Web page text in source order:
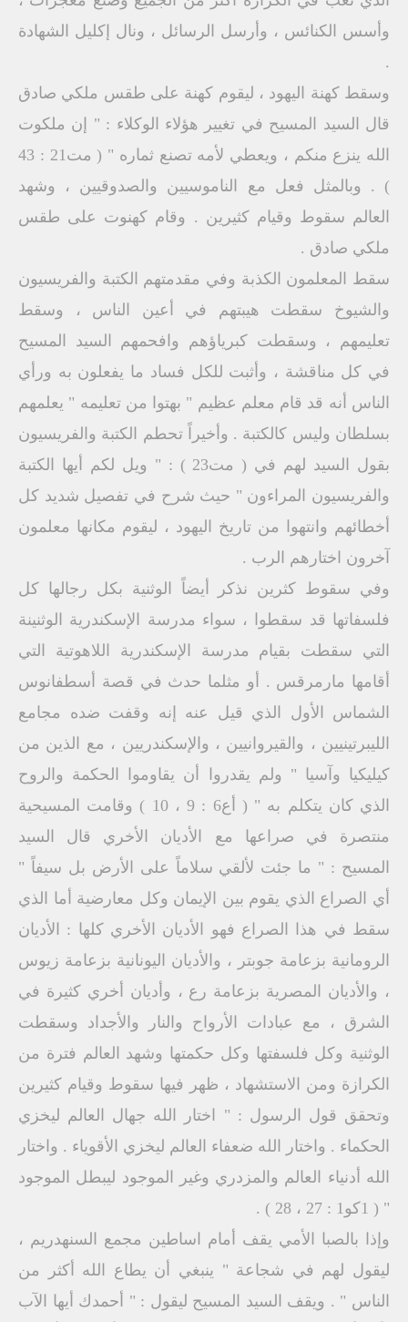
وأسس الكنائس ، وأرسل الرسائل ، ونال إكليل الشهادة
.
وسقط كهنة اليهود ، ليقوم كهنة على طقس ملكي صادق
قال السيد المسيح في تغيير هؤلاء الوكلاء : " إن ملكوت
الله ينزع منكم ، ويعطي لأمه تصنع ثماره " ( مت21 : 43
) . وبالمثل فعل مع الناموسيين والصدوقيين ، وشهد
العالم سقوط وقيام كثيرين . وقام كهنوت على طقس
ملكي صادق .
سقط المعلمون الكذبة وفي مقدمتهم الكتبة والفريسيون
والشيوخ سقطت هيبتهم في أعين الناس ، وسقط
تعليمهم ، وسقطت كبرياؤهم وافحمهم السيد المسيح
في كل مناقشة ، وأثبت للكل فساد ما يفعلون به ورأي
الناس أنه قد قام معلم عظيم " بهتوا من تعليمه " يعلمهم
بسلطان وليس كالكتبة . وأخيراً تحطم الكتبة والفريسيون
بقول السيد لهم في ( مت23 ) : " ويل لكم أيها الكتبة
والفريسيون المراءون " حيث شرح في تفصيل شديد كل
أخطائهم وانتهوا من تاريخ اليهود ، ليقوم مكانها معلمون
آخرون اختارهم الرب .
وفي سقوط كثرين نذكر أيضاً الوثنية بكل رجالها كل
فلسفاتها قد سقطوا ، سواء مدرسة الإسكندرية الوثنينة
التي سقطت بقيام مدرسة الإسكندرية اللاهوتية التي
أقامها مارمرقس . أو مثلما حدث في قصة أسطفانوس
الشماس الأول الذي قيل عنه إنه وقفت ضده مجامع
الليبرتينيين ، والقيروانيين ، والإسكندريين ، مع الذين من
كيليكيا وآسيا " ولم يقدروا أن يقاوموا الحكمة والروح
الذي كان يتكلم به " ( أع6 : 9 ، 10 ) وقامت المسيحية
منتصرة في صراعها مع الأديان الأخري قال السيد
المسيح : " ما جئت لألقي سلاماً على الأرض بل سيفاً "
أي الصراع الذي يقوم بين الإيمان وكل معارضية أما الذي
سقط في هذا الصراع فهو الأديان الأخري كلها : الأديان
الرومانية بزعامة جوبتر ، والأديان اليونانية بزعامة زيوس
، والأديان المصرية بزعامة رع ، وأديان أخري كثيرة في
الشرق ، مع عبادات الأرواح والنار والأجداد وسقطت
الوثنية وكل فلسفتها وكل حكمتها وشهد العالم فترة من
الكرازة ومن الاستشهاد ، ظهر فيها سقوط وقيام كثيرين
وتحقق قول الرسول : " اختار الله جهال العالم ليخزي
الحكماء . واختار الله ضعفاء العالم ليخزي الأقوياء . واختار
الله أدنياء العالم والمزدري وغير الموجود ليبطل الموجود
" ( 1كو1 : 27 ، 28 ) .
وإذا بالصبا الأمي يقف أمام اساطين مجمع السنهدريم ،
ليقول لهم في شجاعة " ينبغي أن يطاع الله أكثر من
الناس " . ويقف السيد المسيح ليقول : " أحمدك أيها الآب